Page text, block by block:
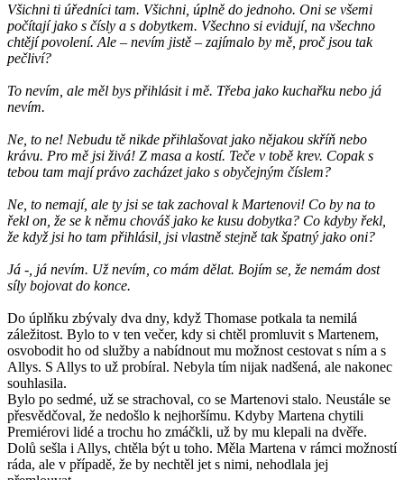
Všichni ti úředníci tam. Všichni, úplně do jednoho. Oni se všemi
počítají jako s čísly a s dobytkem. Všechno si evidují, na všechno
chtějí povolení. Ale – nevím jistě – zajímalo by mě, proč jsou tak
pečliví?
To nevím, ale měl bys přihlásit i mě. Třeba jako kuchařku nebo já
nevím.
Ne, to ne! Nebudu tě nikde přihlašovat jako nějakou skříň nebo
krávu. Pro mě jsi živá! Z masa a kostí. Teče v tobě krev. Copak s
tebou tam mají právo zacházet jako s obyčejným číslem?
Ne, to nemají, ale ty jsi se tak zachoval k Martenovi! Co by na to
řekl on, že se k němu chováš jako ke kusu dobytka? Co kdyby řekl,
že když jsi ho tam přihlásil, jsi vlastně stejně tak špatný jako oni?
Já -, já nevím. Už nevím, co mám dělat. Bojím se, že nemám dost
síly bojovat do konce.
Do úplňku zbývaly dva dny, když Thomase potkala ta nemilá
záležitost. Bylo to v ten večer, kdy si chtěl promluvit s Martenem,
osvobodit ho od služby a nabídnout mu možnost cestovat s ním a s
Allys. S Allys to už probíral. Nebyla tím nijak nadšená, ale nakonec
souhlasila.
Bylo po sedmé, už se strachoval, co se Martenovi stalo. Neustále se
přesvědčoval, že nedošlo k nejhoršímu. Kdyby Martena chytili
Premiérovi lidé a trochu ho zmáčkli, už by mu klepali na dvěře.
Dolů sešla i Allys, chtěla být u toho. Měla Martena v rámci možností
ráda, ale v případě, že by nechtěl jet s nimi, nehodlala jej